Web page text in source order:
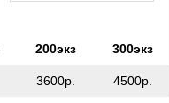
200экз 300экз
3600р. 4500р.